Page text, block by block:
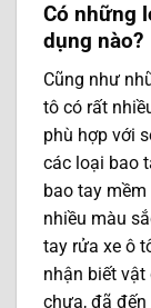
Có những
dụng nào?
Cũng như
tô có rất
phù hợp với
các loại bao
bao tay
nhiều màu
tay rửa xe ô
nhận biết
chưa, đã